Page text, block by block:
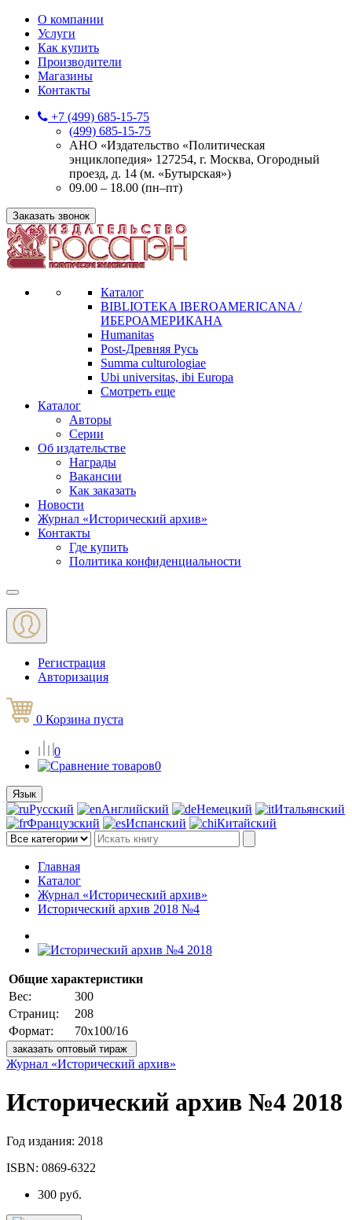
О компании
Услуги
Как купить
Производители
Магазины
Контакты
+7 (499) 685-15-75
(499) 685-15-75
АНО «Издательство «Политическая
энциклопедия» 127254, г. Москва, Огородный
проезд, д. 14 (м. «Бутырская»)
09.00 – 18.00 (пн–пт)
Заказать звонок
Каталог
BIBLIOTEKA IBEROAMERICANA /
ИБЕРОАМЕРИКАНА
Humanitas
Post-Древняя Русь
Summa culturologiae
Ubi universitas, ibi Europa
Смотреть еще
Каталог
Авторы
Серии
Об издательстве
Награды
Вакансии
Как заказать
Новости
Журнал «Исторический архив»‎
Контакты
Где купить
Политика конфиденциальности
Меню
Регистрация
Авторизация
0 Корзина пуста
0
0
Язык
Русский Английский Немецкий
Итальянский
Французский
Испанский Китайский
Главная
Каталог
Журнал «Исторический архив»
Исторический архив 2018 №4
Общие характеристики
Вес:
300
Страниц:
208
Формат:
70x100/16
заказать оптовый тираж
Журнал «Исторический архив»
Исторический архив №4 2018
Год издания: 2018
ISBN: 0869-6322
300 руб.